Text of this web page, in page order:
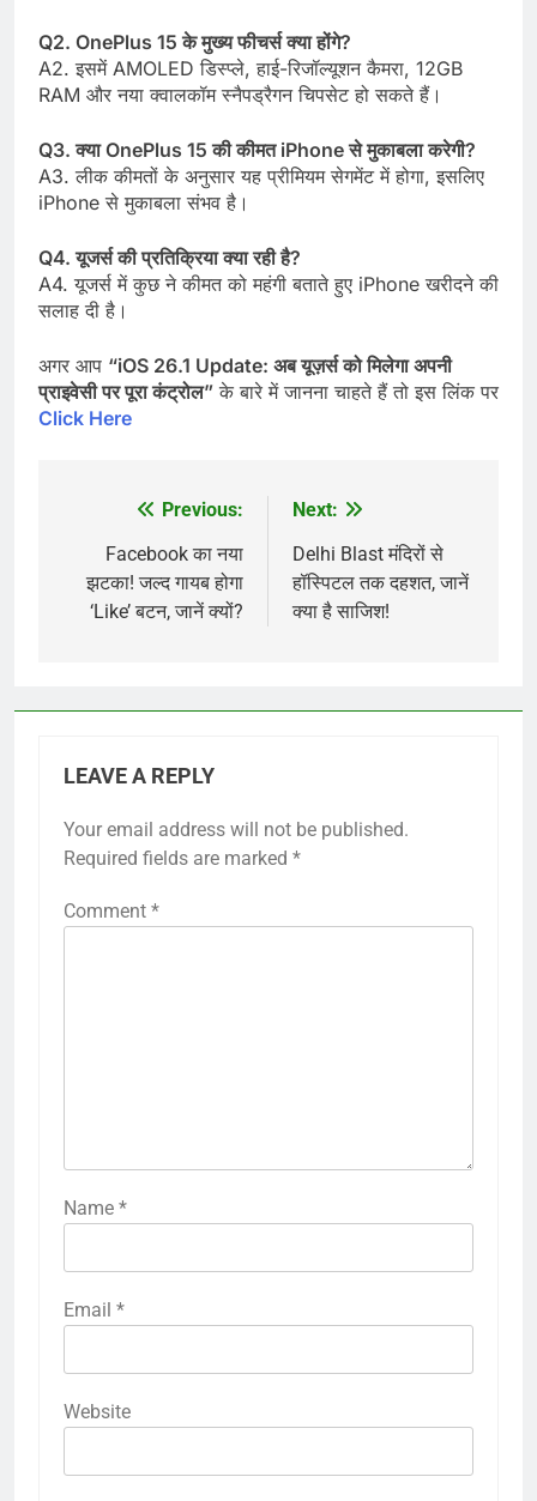
Q2. OnePlus 15 के मुख्य फीचर्स क्या होंगे?
A2. इसमें AMOLED डिस्प्ले, हाई-रिजॉल्यूशन कैमरा, 12GB
RAM और नया क्वालकॉम स्नैपड्रैगन चिपसेट हो सकते हैं।
Q3. क्या OnePlus 15 की कीमत iPhone से मुकाबला करेगी?
A3. लीक कीमतों के अनुसार यह प्रीमियम सेगमेंट में होगा, इसलिए
iPhone से मुकाबला संभव है।
Q4. यूजर्स की प्रतिक्रिया क्या रही है?
A4. यूजर्स में कुछ ने कीमत को महंगी बताते हुए iPhone खरीदने की
सलाह दी है।
अगर आप “iOS 26.1 Update: अब यूज़र्स को मिलेगा अपनी
प्राइवेसी पर पूरा कंट्रोल” के बारे में जानना चाहते हैं तो इस लिंक पर
Click Here
navigation
Previous:
Facebook का नया
झटका! जल्द गायब होगा
‘Like’ बटन, जानें क्यों?
Next:
Delhi Blast मंदिरों से
हॉस्पिटल तक दहशत, जानें
क्या है साजिश!
LEAVE A REPLY
Your email address will not be published.
Required fields are marked *
Comment *
Name *
Email *
Website